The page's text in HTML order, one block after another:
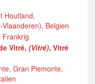
Houtland,
Belgien
Frankrig
Vitré, (Vitré), Vitré
Gran Piemonte,